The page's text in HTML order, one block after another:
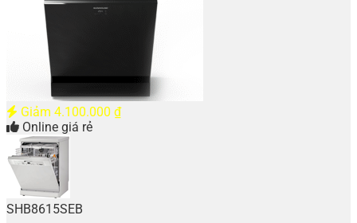
Giảm 4.100.000 ₫
Online giá rẻ
SHB8615SEB